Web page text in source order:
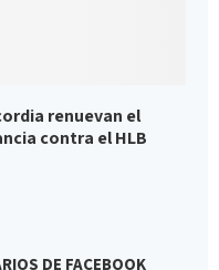
renuevan el
contra el HLB
DE FACEBOOK